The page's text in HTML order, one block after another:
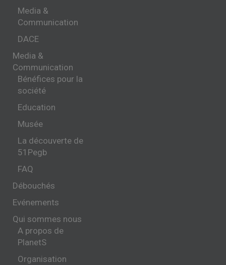
Media &
Communication
DACE
Media &
Communication
Bénéfices pour la
société
Education
Musée
La découverte de
51Pegb
FAQ
Débouchés
Evénements
Qui sommes nous
A propos de
PlanetS
Organisation